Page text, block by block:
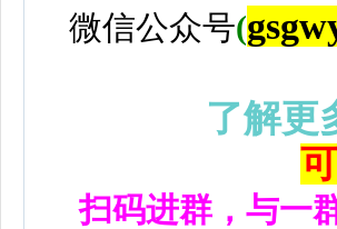
微信公众号(
了解更
扫码进群，与一